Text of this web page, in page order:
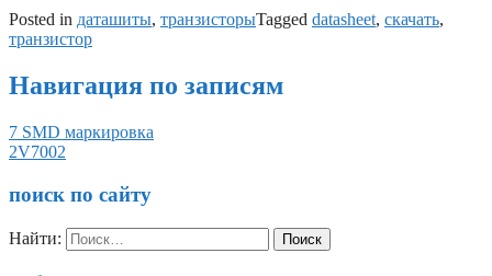
Posted in даташиты, транзисторыTagged datasheet, скачать,
транзистор
Навигация по записям
7 SMD маркировка
2V7002
поиск по сайту
Найти: